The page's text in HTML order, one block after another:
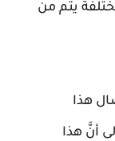
يتم من
هذا
أنَّ هذا